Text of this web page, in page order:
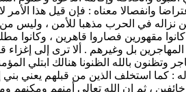
وانفصالا معناه : فإن قيل هذا
في الحرب مذهبا للأمن ، وليس
مقهورين فصاروا قاهرين ، وكانوا
بل وغيرهم . ألا ترى إلى
وتظنون بالله الظنونا هنالك ابتلي
: كما استخلف الذين من قبلهم يعني
، ثم إن الله تعالى أمنهم